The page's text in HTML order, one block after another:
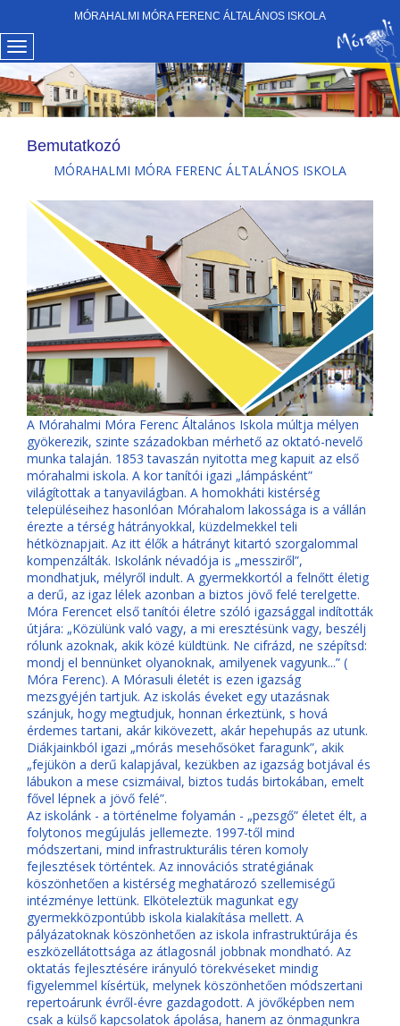
MÓRAHALMI MÓRA FERENC ÁLTALÁNOS ISKOLA
Bemutatkozó
MÓRAHALMI MÓRA FERENC ÁLTALÁNOS ISKOLA
A Mórahalmi Móra Ferenc Általános Iskola múltja mélyen
gyökerezik, szinte századokban mérhető az oktató-nevelő
munka talaján. 1853 tavaszán nyitotta meg kapuit az első
mórahalmi iskola. A kor tanítói igazi „lámpásként”
világítottak a tanyavilágban. A homokháti kistérség
településeihez hasonlóan Mórahalom lakossága is a vállán
érezte a térség hátrányokkal, küzdelmekkel teli
hétköznapjait. Az itt élők a hátrányt kitartó szorgalommal
kompenzálták. Iskolánk névadója is „messziről”,
mondhatjuk, mélyről indult. A gyermekkortól a felnőtt életig
a derű, az igaz lélek azonban a biztos jövő felé terelgette.
Móra Ferencet első tanítói életre szóló igazsággal indították
útjára: „Közülünk való vagy, a mi eresztésünk vagy, beszélj
rólunk azoknak, akik közé küldtünk. Ne cifrázd, ne szépítsd:
mondj el bennünket olyanoknak, amilyenek vagyunk...” (
Móra Ferenc). A Mórasuli életét is ezen igazság
mezsgyéjén tartjuk. Az iskolás éveket egy utazásnak
szánjuk, hogy megtudjuk, honnan érkeztünk, s hová
érdemes tartani, akár kikövezett, akár hepehupás az utunk.
Diákjainkból igazi „mórás mesehősöket faragunk”, akik
„fejükön a derű kalapjával, kezükben az igazság botjával és
lábukon a mese csizmáival, biztos tudás birtokában, emelt
fővel lépnek a jövő felé”.
Az iskolánk - a történelme folyamán - „pezsgő” életet élt, a
folytonos megújulás jellemezte. 1997-től mind
módszertani, mind infrastrukturális téren komoly
fejlesztések történtek. Az innovációs stratégiának
köszönhetően a kistérség meghatározó szellemiségű
intézménye lettünk. Elköteleztük magunkat egy
gyermekközpontúbb iskola kialakítása mellett. A
pályázatoknak köszönhetően az iskola infrastruktúrája és
eszközellátottsága az átlagosnál jobbnak mondható. Az
oktatás fejlesztésére irányuló törekvéseket mindig
figyelemmel kísértük, melynek köszönhetően módszertani
repertoárunk évről-évre gazdagodott. A jövőképben nem
csak a külső kapcsolatok ápolása, hanem az önmagunkra